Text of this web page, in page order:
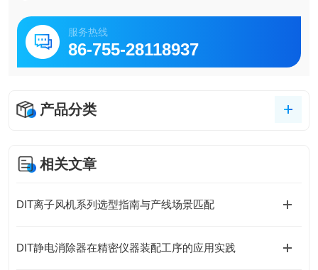
服务热线
86-755-28118937
产品分类
相关文章
DIT离子风机系列选型指南与产线场景匹配
DIT静电消除器在精密仪器装配工序的应用实践